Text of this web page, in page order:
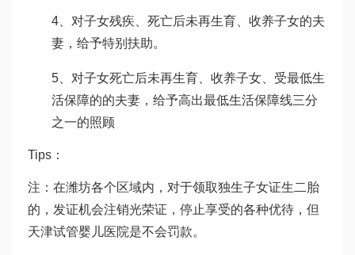
4、对子女残疾、死亡后未再生育、收养子女的夫
妻，给予特别扶助。
5、对子女死亡后未再生育、收养子女、受最低生
活保障的的夫妻，给予高出最低生活保障线三分
之一的照顾
Tips：
注：在潍坊各个区域内，对于领取独生子女证生二胎
的，发证机会注销光荣证，停止享受的各种优待，但
天津试管婴儿医院是不会罚款。